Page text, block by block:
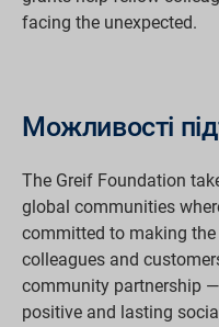
facing the unexpected.
Можливості
The Greif Foundation
global communities
committed to making
colleagues and
community partnership
positive and lasting